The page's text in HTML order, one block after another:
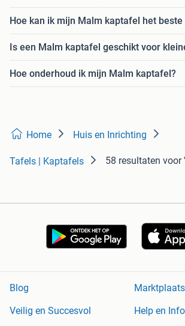
Hoe kan ik mijn Malm kaptafel het beste
Is een Malm kaptafel geschikt voor
Hoe onderhoud ik mijn Malm kaptafel?
Home Huis en Inrichting
Tafels | Kaptafels 58 resultaten voor
Blog
Veilig en Succesvol
Help en Info